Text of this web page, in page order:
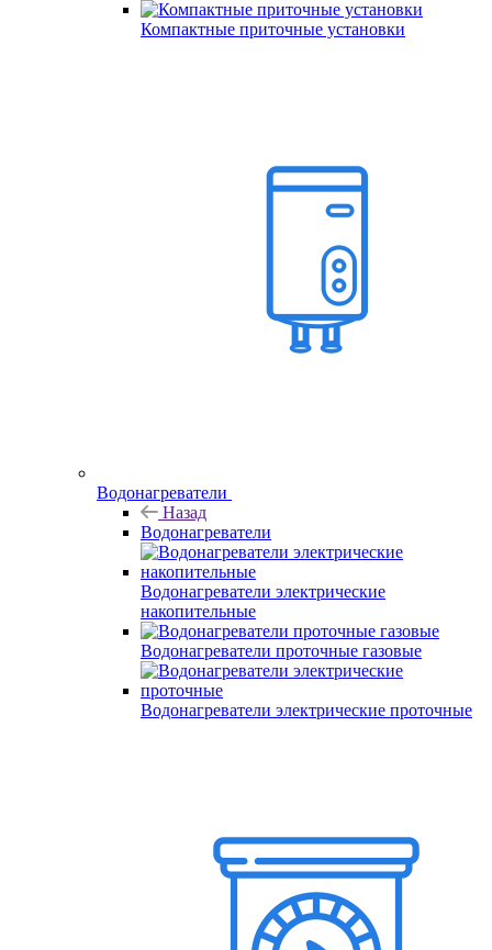
Компактные приточные установки
Водонагреватели
Назад
Водонагреватели
Водонагреватели электрические
накопительные
Водонагреватели проточные газовые
Водонагреватели электрические проточные